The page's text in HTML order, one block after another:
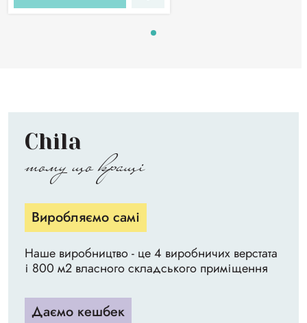
Chila
тому що кращі
Виробляємо самі
Наше виробництво - це 4 виробничих верстата
і 800 м2 власного складського приміщення
Даємо кешбек